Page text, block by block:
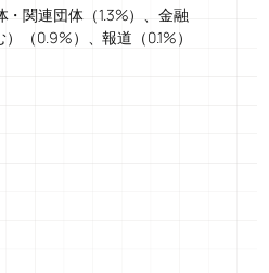
関連団体（1.3%）、金融
（0.9%）、報道（0.1%）